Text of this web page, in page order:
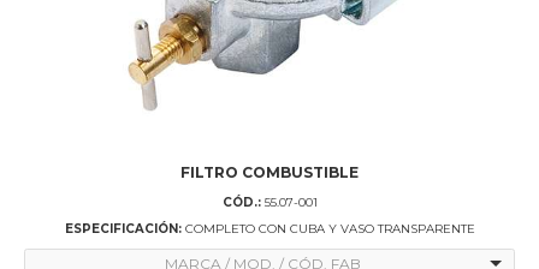
FILTRO COMBUSTIBLE
CÓD.:55.07-001
ESPECIFICACIÓN:COMPLETO CON CUBA Y VASO TRANSPARENTE
MARCA / MOD. / CÓD. FAB